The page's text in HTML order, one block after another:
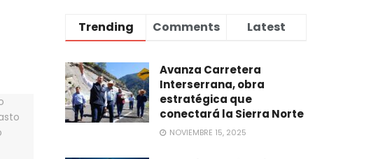
Trending Comments Latest
Avanza Carretera
Interserrana, obra
estratégica que
conectará la Sierra Norte
NOVIEMBRE 15, 2025